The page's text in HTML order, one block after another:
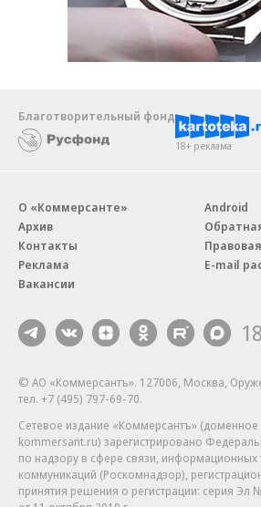
Благотворительный фонд
18+ реклама
О «Коммерсанте»
Архив
Контакты
Реклама
Вакансии
Android
E-mail
© АО «Коммерсантъ». 127006, Москва,
тел. +7 (495) 797-69-70.
Сетевое издание «Коммерсантъ» (доменное
kommersant.ru) зарегистрировано
по надзору в сфере связи, информационных
коммуникаций (Роскомнадзор),
принятия решения о регистрации: серия Эл